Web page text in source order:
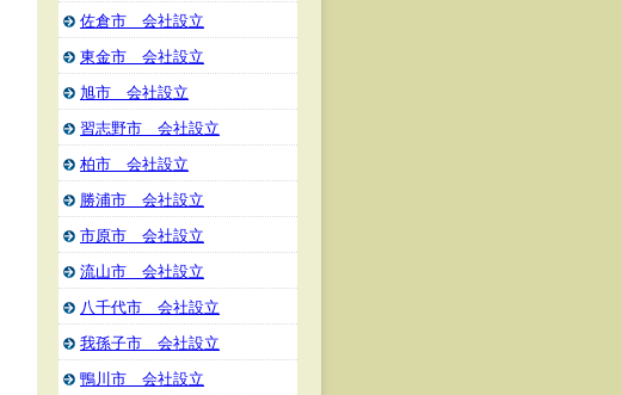
佐倉市 会社設立
東金市 会社設立
旭市 会社設立
習志野市 会社設立
柏市 会社設立
勝浦市 会社設立
市原市 会社設立
流山市 会社設立
八千代市 会社設立
我孫子市 会社設立
鴨川市 会社設立